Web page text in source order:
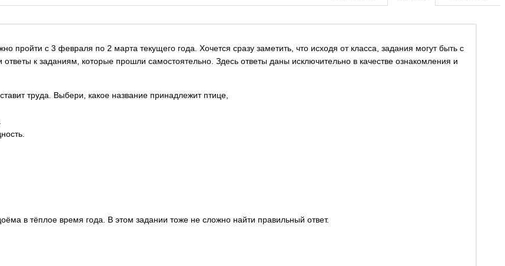
с 3 февраля по 2 марта текущего года. Хочется сразу заметить, что исходя от класса, задания могут быть с
к заданиям, которые прошли самостоятельно. Здесь ответы даны исключительно в качестве ознакомления и
труда. Выбери, какое название принадлежит птице,
в тёплое время года. В этом задании тоже не сложно найти правильный ответ.